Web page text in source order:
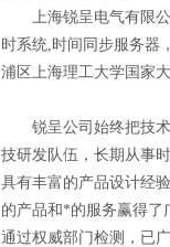
上海锐呈电气有限公
时系统,时间同步服务器
浦区上海理工大学国家
锐呈公司始终把技术
技研发队伍，长期从事
具有丰富的产品设计经
的产品和*的服务赢得了
通过权威部门检测，已